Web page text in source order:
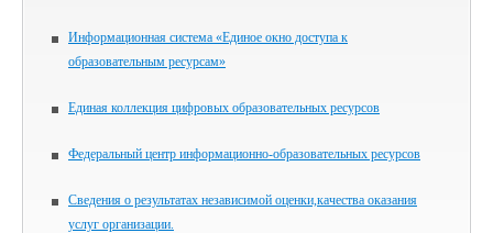
Информационная система «Единое окно доступа к
образовательным ресурсам»
Единая коллекция цифровых образовательных ресурсов
Федеральный центр информационно-образовательных ресурсов
Сведения о результатах независимой оценки,качества оказания
услуг организации.